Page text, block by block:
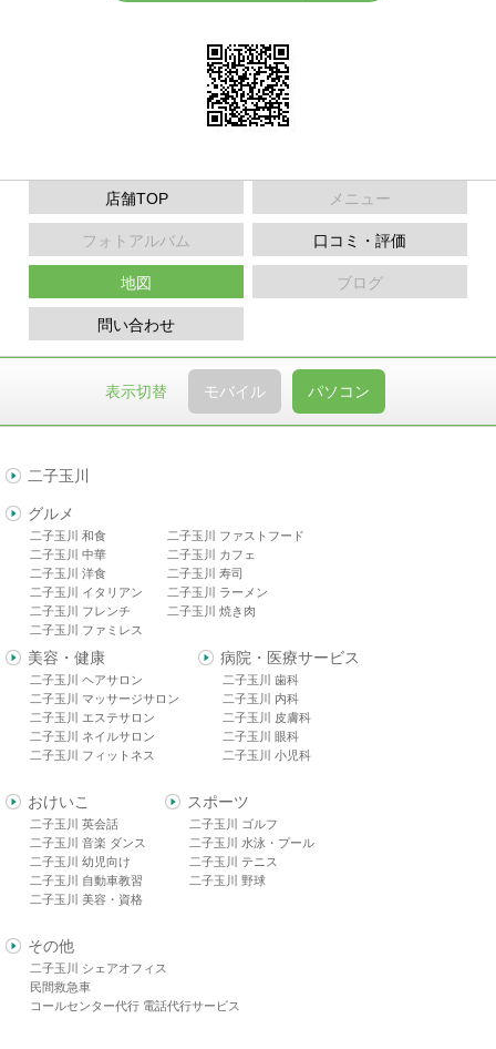
店舗TOP メニュー
フォトアルバム 口コミ・評価
地図 ブログ
問い合わせ
表示切替 モバイル パソコン
二子玉川
グルメ
二子玉川 和食
二子玉川 中華
二子玉川 洋食
二子玉川 イタリアン
二子玉川 フレンチ
二子玉川 ファミレス
二子玉川 ファストフード
二子玉川 カフェ
二子玉川 寿司
二子玉川 ラーメン
二子玉川 焼き肉
美容・健康
二子玉川 ヘアサロン
二子玉川 マッサージサロン
二子玉川 エステサロン
二子玉川 ネイルサロン
二子玉川 フィットネス
病院・医療サービス
二子玉川 歯科
二子玉川 内科
二子玉川 皮膚科
二子玉川 眼科
二子玉川 小児科
おけいこ
二子玉川 英会話
二子玉川 音楽 ダンス
二子玉川 幼児向け
二子玉川 自動車教習
二子玉川 美容・資格
スポーツ
二子玉川 ゴルフ
二子玉川 水泳・プール
二子玉川 テニス
二子玉川 野球
その他
二子玉川 シェアオフィス
民間救急車
コールセンター代行 電話代行サービス